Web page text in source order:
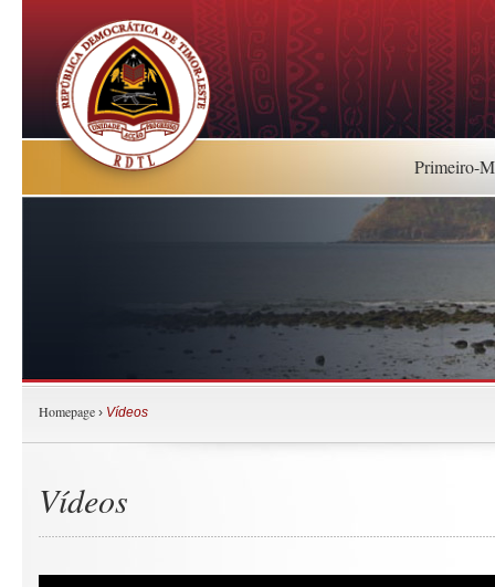
Primeiro-
Homepage › Vídeos
Vídeos